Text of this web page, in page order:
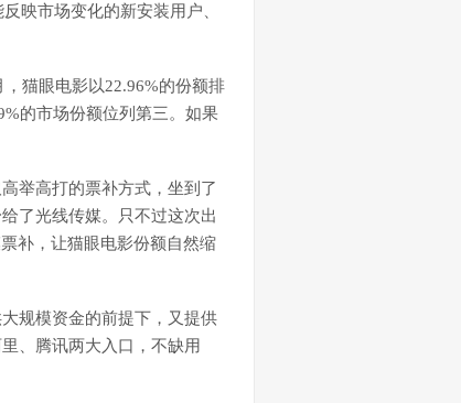
映市场变化的新安装用户、
猫眼电影以22.96%的份额排
的市场份额位列第三。如果
举高打的票补方式，坐到了
了光线传媒。只不过这次出
补，让猫眼电影份额自然缩
规模资金的前提下，又提供
、腾讯两大入口，不缺用